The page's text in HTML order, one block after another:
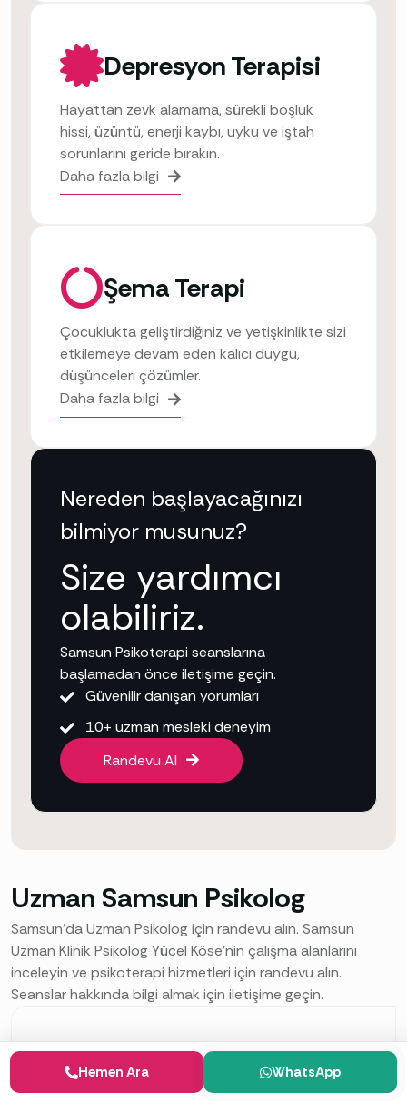
Depresyon Terapisi
Hayattan zevk alamama, sürekli boşluk
hissi, üzüntü, enerji kaybı, uyku ve iştah
sorunlarını geride bırakın.
Daha fazla bilgi
Şema Terapi
Çocuklukta geliştirdiğiniz ve yetişkinlikte sizi
etkilemeye devam eden kalıcı duygu,
düşünceleri çözümler.
Daha fazla bilgi
Nereden başlayacağınızı
bilmiyor musunuz?
Size yardımcı
olabiliriz.
Samsun Psikoterapi seanslarına
başlamadan önce iletişime geçin.
Güvenilir danışan yorumları
10+ uzman mesleki deneyim
Randevu Al
Uzman Samsun Psikolog
Samsun’da Uzman Psikolog için randevu alın. Samsun
Uzman Klinik Psikolog Yücel Köse’nin çalışma alanlarını
inceleyin ve psikoterapi hizmetleri için randevu alın.
Seanslar hakkında bilgi almak için iletişime geçin.
12+
Hemen Ara WhatsApp